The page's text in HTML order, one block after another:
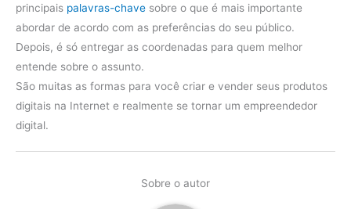
principais palavras-chave sobre o que é mais importante
abordar de acordo com as preferências do seu público.
Depois, é só entregar as coordenadas para quem melhor
entende sobre o assunto.
São muitas as formas para você criar e vender seus produtos
digitais na Internet e realmente se tornar um empreendedor
digital.
Sobre o autor